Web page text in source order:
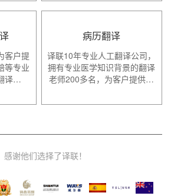
客户提
等专业
译…
病历翻译
译联10年专业人工翻译公司，
拥有专业医学知识背景的翻译
老师200多名，为客户提供…
谢他们选择了译联！